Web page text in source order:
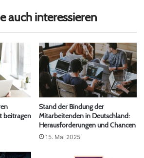
auch interessieren
beitragen
Stand der Bindung der
Mitarbeitenden in Deutschland:
Herausforderungen und Chancen
15. Mai 2025